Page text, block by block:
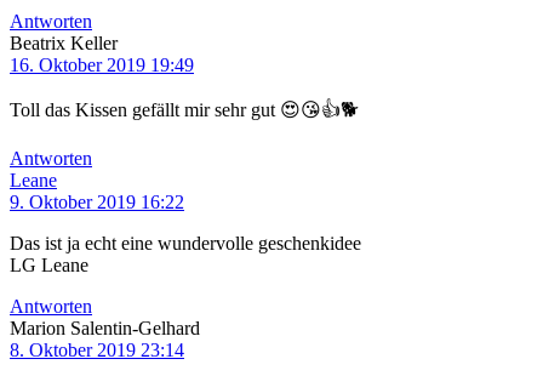
Antworten
Beatrix Keller
16. Oktober 2019 19:49
Toll das Kissen gefällt mir sehr gut 😍😘👍🐕
Antworten
Leane
9. Oktober 2019 16:22
Das ist ja echt eine wundervolle geschenkidee
LG Leane
Antworten
Marion Salentin-Gelhard
8. Oktober 2019 23:14